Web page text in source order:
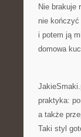
Nie brakuje
nie
i potem ją
domowa
praktyka:
a także
Taki styl